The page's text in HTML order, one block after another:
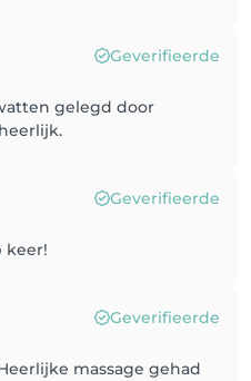
Geverifieerde
gelegd door
Geverifieerde
keer!
Geverifieerde
massage gehad